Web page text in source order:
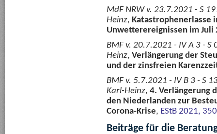
MdF NRW v. 23.7.2021 - S
Heinz, Katastrophenerlasse
Unwetterereignissen im Juli
BMF v. 20.7.2021 - IV A 3 -
Heinz, Verlängerung der
und der zinsfreien
BMF v. 5.7.2021 - IV B 3 - S
Karl-Heinz, 4. Verlängerung
den Niederlanden zur
Corona-Krise, EStB 2021, 350
Beiträge für die